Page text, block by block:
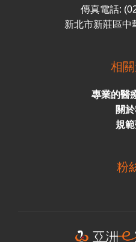
傳真電話:
新北市新莊區中
相
專業的醫
關
規
粉